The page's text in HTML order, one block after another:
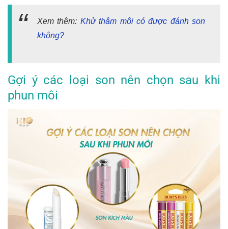
Xem thêm: Khử thâm môi có được đánh son
không?
Gợi ý các loại son nên chọn sau khi
phun môi